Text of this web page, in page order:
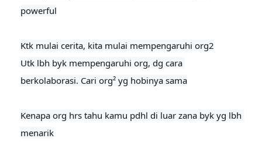
powerful
Ktk mulai cerita, kita mulai mempengaruhi org2
Utk lbh byk mempengaruhi org, dg cara
berkolaborasi. Cari org² yg hobinya sama
Kenapa org hrs tahu kamu pdhl di luar zana byk yg lbh
menarik